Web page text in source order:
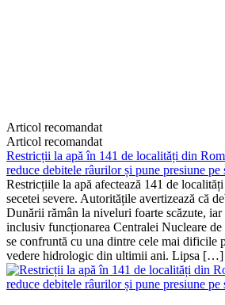
Articol recomandat
Articol recomandat
Restricții la apă în 141 de localități din
reduce debitele râurilor și pune presiune pe
Restricțiile la apă afectează 141 de
secetei severe. Autoritățile avertizează că
Dunării rămân la niveluri foarte scăzute, iar
inclusiv funcționarea Centralei Nucleare
se confruntă cu una dintre cele mai dificile
vedere hidrologic din ultimii ani. Lipsa […]